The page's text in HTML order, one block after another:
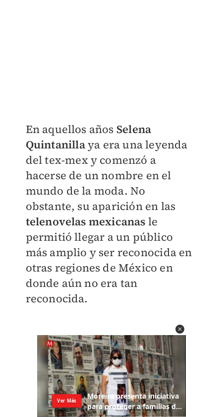
En aquellos años Selena
Quintanillaya era una leyenda
del tex-mex y comenzó a
hacerse de un nombre en el
mundo de la moda. No
obstante, su aparición en las
telenovelas mexicanas le
permitió llegar a un público
más amplio y ser reconocida en
otras regiones de México en
donde aún no era tan
reconocida.